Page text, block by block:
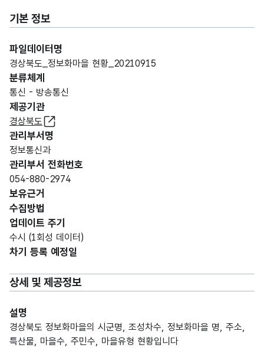
기본 정보
파일데이터명
경상북도_정보화마을 현황_20210915
분류체계
통신 - 방송통신
제공기관
경상북도
관리부서명
정보통신과
관리부서 전화번호
054-880-2974
보유근거
수집방법
업데이트 주기
수시 (1회성 데이터)
차기 등록 예정일
상세 및 제공정보
설명
경상북도 정보화마을의 시군명, 조성차수, 정보화마을 명, 주소,
특산물, 마을수, 주민수, 마을유형 현황입니다